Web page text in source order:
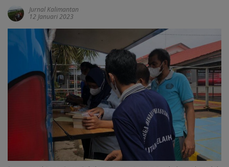
Jurnal Kalimantan
12 Januari 2023